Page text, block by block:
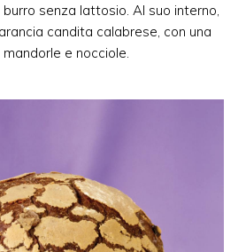
senza lattosio. Al suo interno,
candita calabrese, con una
e nocciole.